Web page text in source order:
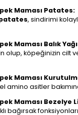
Maması Patates:
, sindirimi
Maması Balık
olup, köpeğinizin cilt
Maması
amino asitler
Maması Bezelye
bağırsak